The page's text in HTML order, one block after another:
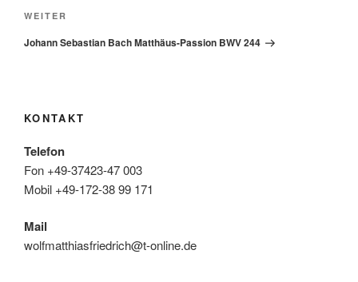
Nächster
Beitrag
WEITER
Johann Sebastian Bach Matthäus-Passion BWV 244
KONTAKT
Telefon
Fon +49-37423-47 003
Mobil +49-172-38 99 171
Mail
wolfmatthiasfriedrich@t-online.de